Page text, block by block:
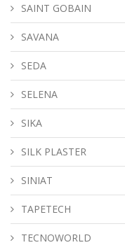
SAINT GOBAIN
SAVANA
SEDA
SELENA
SIKA
SILK PLASTER
SINIAT
TAPETECH
TECNOWORLD